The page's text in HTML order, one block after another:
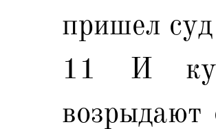
пришел
11 И